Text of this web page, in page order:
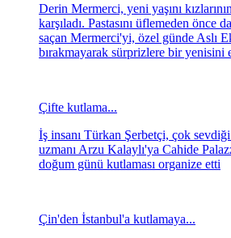
Derin Mermerci, yeni yaşını
karşıladı. Pastasını üflemeden önce
saçan Mermerci'yi, özel günde Aslı
bırakmayarak sürprizlere bir yenisini
Çifte kutlama...
İş insanı Türkan Şerbetçi, çok
uzmanı Arzu Kalaylı'ya Cahide
doğum günü kutlaması organize etti
Çin'den İstanbul'a kutlamaya...